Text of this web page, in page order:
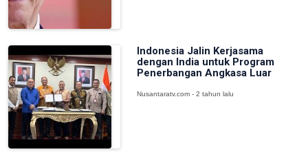
Indonesia Jalin Kerjasama
dengan India untuk Program
Penerbangan Angkasa Luar
Nusantaratv.com - 2 tahun lalu